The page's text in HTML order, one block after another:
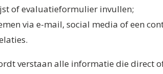
of evaluatieformulier invullen;
via e-mail, social media of een
verstaan alle informatie die direct